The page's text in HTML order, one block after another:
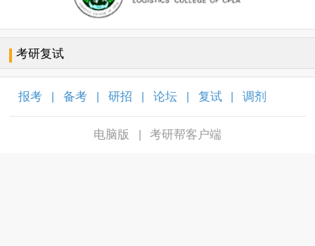
考研复试
报考 备考 研招 论坛 复试 调剂
电脑版 考研帮客户端